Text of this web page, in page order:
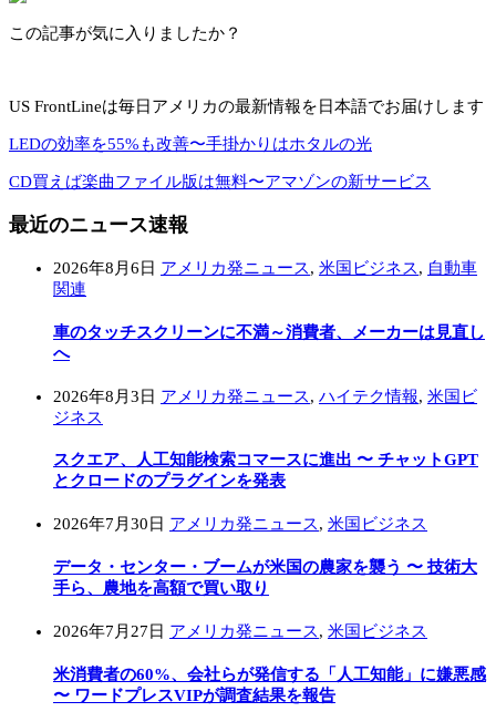
この記事が気に入りましたか？
US FrontLineは毎日アメリカの最新情報を日本語でお届けします
LEDの効率を55%も改善〜手掛かりはホタルの光
CD買えば楽曲ファイル版は無料〜アマゾンの新サービス
最近のニュース速報
2026年8月6日 アメリカ発ニュース, 米国ビジネス, 自動車
関連
車のタッチスクリーンに不満～消費者、メーカーは見直し
へ
2026年8月3日 アメリカ発ニュース, ハイテク情報, 米国ビ
ジネス
スクエア、人工知能検索コマースに進出 〜 チャットGPT
とクロードのプラグインを発表
2026年7月30日 アメリカ発ニュース, 米国ビジネス
データ・センター・ブームが米国の農家を襲う 〜 技術大
手ら、農地を高額で買い取り
2026年7月27日 アメリカ発ニュース, 米国ビジネス
米消費者の60%、会社らが発信する「人工知能」に嫌悪感
〜 ワードプレスVIPが調査結果を報告